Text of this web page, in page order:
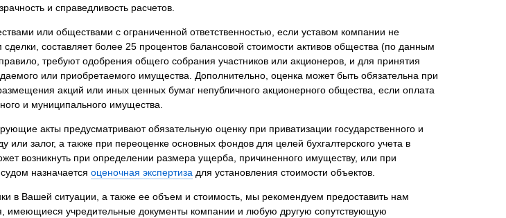
и справедливость расчетов.
или обществами с ограниченной ответственностью, если уставом компании не
составляет более 25 процентов балансовой стоимости активов общества (по данным
требуют одобрения общего собрания участников или акционеров, и для принятия
или приобретаемого имущества. Дополнительно, оценка может быть обязательна при
акций или иных ценных бумаг непубличного акционерного общества, если оплата
и муниципального имущества.
акты предусматривают обязательную оценку при приватизации государственного и
залог, а также при переоценке основных фондов для целей бухгалтерского учета в
возникнуть при определении размера ущерба, причиненного имуществу, или при
назначается оценочная экспертиза для установления стоимости объектов.
в Вашей ситуации, а также ее объем и стоимость, мы рекомендуем предоставить нам
имеющиеся учредительные документы компании и любую другую сопутствующую